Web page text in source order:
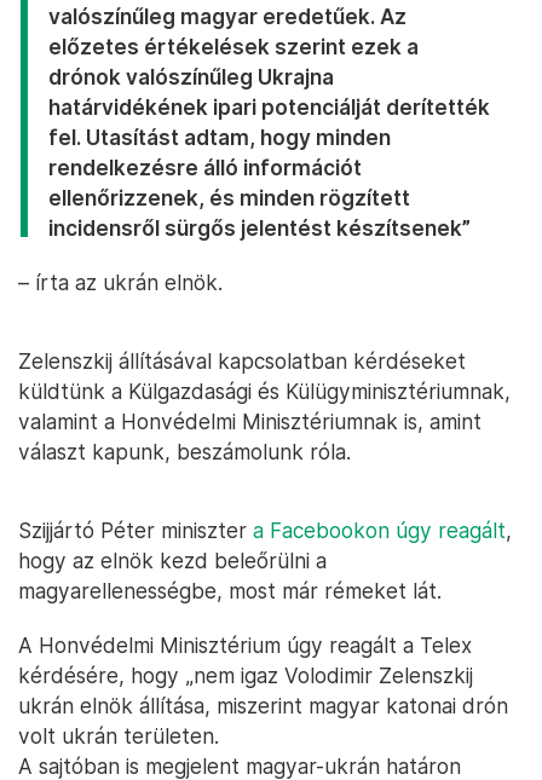
valószínűleg magyar eredetűek. Az
előzetes értékelések szerint ezek a
drónok valószínűleg Ukrajna
határvidékének ipari potenciálját derítették
fel. Utasítást adtam, hogy minden
rendelkezésre álló információt
ellenőrizzenek, és minden rögzített
incidensről sürgős jelentést készítsenek”
– írta az ukrán elnök.
Zelenszkij állításával kapcsolatban kérdéseket
küldtünk a Külgazdasági és Külügyminisztériumnak,
valamint a Honvédelmi Minisztériumnak is, amint
választ kapunk, beszámolunk róla.
Szijjártó Péter miniszter a Facebookon úgy reagált,
hogy az elnök kezd beleőrülni a
magyarellenességbe, most már rémeket lát.
A Honvédelmi Minisztérium úgy reagált a Telex
kérdésére, hogy „nem igaz Volodimir Zelenszkij
ukrán elnök állítása, miszerint magyar katonai drón
volt ukrán területen.
A sajtóban is megjelent magyar-ukrán határon